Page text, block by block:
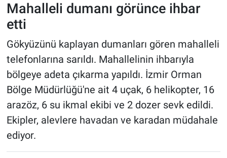
Mahalleli dumanı görünce ihbar
etti
Gökyüzünü kaplayan dumanları gören mahalleli
telefonlarına sarıldı. Mahallelinin ihbarıyla
bölgeye adeta çıkarma yapıldı. İzmir Orman
Bölge Müdürlüğü'ne ait 4 uçak, 6 helikopter, 16
arazöz, 6 su ikmal ekibi ve 2 dozer sevk edildi.
Ekipler, alevlere havadan ve karadan müdahale
ediyor.